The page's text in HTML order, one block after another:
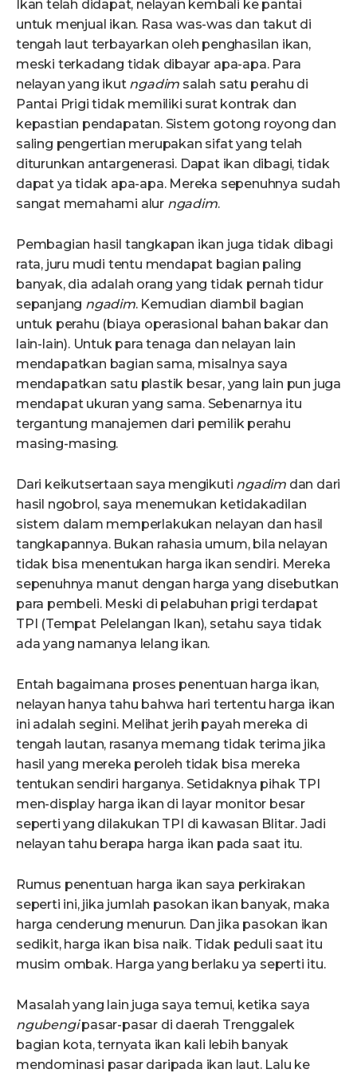
Ikan telah didapat, nelayan kembali ke pantai
untuk menjual ikan. Rasa was-was dan takut di
tengah laut terbayarkan oleh penghasilan ikan,
meski terkadang tidak dibayar apa-apa. Para
nelayan yang ikut ngadim salah satu perahu di
Pantai Prigi tidak memiliki surat kontrak dan
kepastian pendapatan. Sistem gotong royong dan
saling pengertian merupakan sifat yang telah
diturunkan antargenerasi. Dapat ikan dibagi, tidak
dapat ya tidak apa-apa. Mereka sepenuhnya sudah
sangat memahami alur ngadim.
Pembagian hasil tangkapan ikan juga tidak dibagi
rata, juru mudi tentu mendapat bagian paling
banyak, dia adalah orang yang tidak pernah tidur
sepanjang ngadim. Kemudian diambil bagian
untuk perahu (biaya operasional bahan bakar dan
lain-lain). Untuk para tenaga dan nelayan lain
mendapatkan bagian sama, misalnya saya
mendapatkan satu plastik besar, yang lain pun juga
mendapat ukuran yang sama. Sebenarnya itu
tergantung manajemen dari pemilik perahu
masing-masing.
Dari keikutsertaan saya mengikuti ngadim dan dari
hasil ngobrol, saya menemukan ketidakadilan
sistem dalam memperlakukan nelayan dan hasil
tangkapannya. Bukan rahasia umum, bila nelayan
tidak bisa menentukan harga ikan sendiri. Mereka
sepenuhnya manut dengan harga yang disebutkan
para pembeli. Meski di pelabuhan prigi terdapat
TPI (Tempat Pelelangan Ikan), setahu saya tidak
ada yang namanya lelang ikan.
Entah bagaimana proses penentuan harga ikan,
nelayan hanya tahu bahwa hari tertentu harga ikan
ini adalah segini. Melihat jerih payah mereka di
tengah lautan, rasanya memang tidak terima jika
hasil yang mereka peroleh tidak bisa mereka
tentukan sendiri harganya. Setidaknya pihak TPI
men-display harga ikan di layar monitor besar
seperti yang dilakukan TPI di kawasan Blitar. Jadi
nelayan tahu berapa harga ikan pada saat itu.
Rumus penentuan harga ikan saya perkirakan
seperti ini, jika jumlah pasokan ikan banyak, maka
harga cenderung menurun. Dan jika pasokan ikan
sedikit, harga ikan bisa naik. Tidak peduli saat itu
musim ombak. Harga yang berlaku ya seperti itu.
Masalah yang lain juga saya temui, ketika saya
ngubengipasar-pasar di daerah Trenggalek
bagian kota, ternyata ikan kali lebih banyak
mendominasi pasar daripada ikan laut. Lalu ke